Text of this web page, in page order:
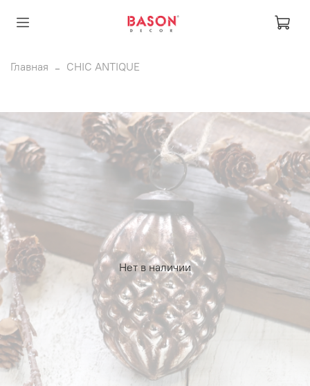
Главная CHIC ANTIQUE
Нет в наличии